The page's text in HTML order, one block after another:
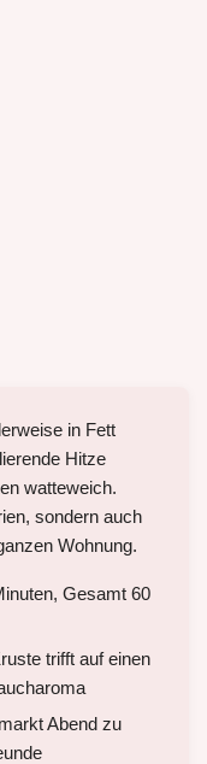
in Fett
Hitze
watteweich.
sondern auch
Wohnung.
Gesamt 60
trifft auf einen
Abend zu